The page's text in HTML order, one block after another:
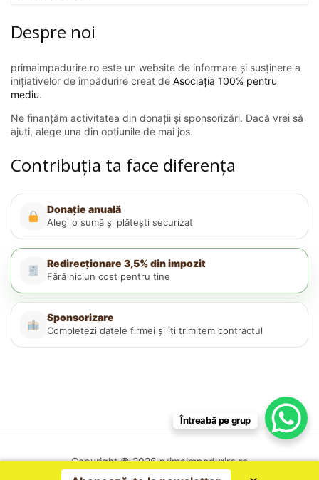
Despre noi
primaimpadurire.ro este un website de informare și susținere a
inițiativelor de împădurire creat de Asociația 100% pentru
mediu.
Ne finanțăm activitatea din donații și sponsorizări. Dacă vrei să
ajuți, alege una din opțiunile de mai jos.
Contribuția ta face diferența
Donație anuală
Alegi o sumă și plătești securizat
Redirecționare 3,5% din impozit
Fără niciun cost pentru tine
Sponsorizare
Completezi datele firmei și îți trimitem contractul
Copyright © 2026 primaimpadurire.ro
Politica de confidențialitate
Întreabă pe grup